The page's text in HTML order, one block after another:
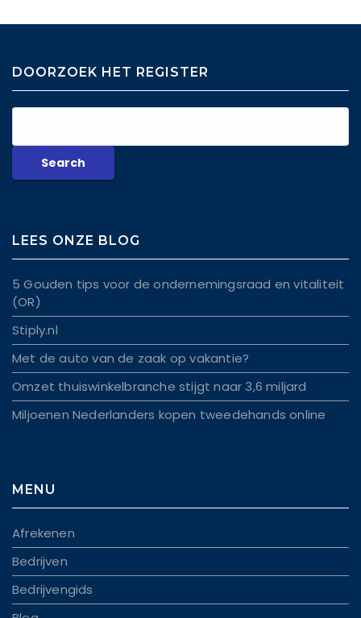
DOORZOEK HET REGISTER
LEES ONZE BLOG
5 Gouden tips voor de ondernemingsraad en vitaliteit
(OR)
Stiply.nl
Met de auto van de zaak op vakantie?
Omzet thuiswinkelbranche stijgt naar 3,6 miljard
Miljoenen Nederlanders kopen tweedehands online
MENU
Afrekenen
Bedrijven
Bedrijvengids